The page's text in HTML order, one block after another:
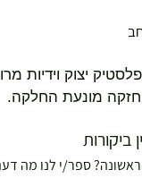
יצוק וידיות
חזקה מונעת החלקה.
ביקורות
ספר/י לנו מה